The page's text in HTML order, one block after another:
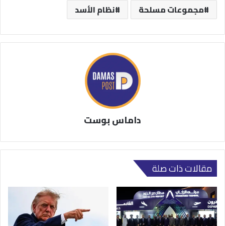
مجموعات مسلحة
نظام الأسد
داماس بوست
مقالات ذات صلة